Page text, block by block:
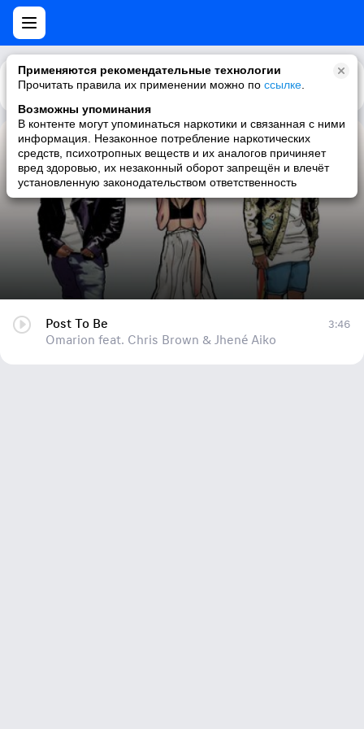
Применяются рекомендательные технологии
Прочитать правила их применении можно по ссылке
Возможны упоминания
В контенте могут упоминаться наркотики и связанная с ними
информация. Незаконное потребление наркотических
средств, психотропных веществ и их аналогов причиняет
вред здоровью, их незаконный оборот запрещён и влечёт
установленную законодательством ответственность
Каталог Рекомендации
Post To Be
Omarion feat. Chris Brown & Jhené Aiko
Post To Be
Omarion feat. Chris Brown & Jhené Aiko
3:46